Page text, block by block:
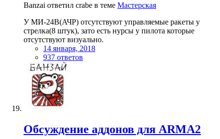
Banzai ответил crabe в теме Мастерская
У МИ-24В(АЧР) отсутствуют управляемые ракеты у
стрелка(8 штук), зато есть нурсы у пилота которые
отсутствуют визуально.
14 января, 2018
937 ответов
Обсуждение аддонов для ARMA2